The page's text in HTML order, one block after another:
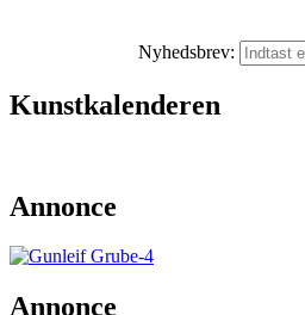
Nyhedsbrev:
Kunstkalenderen
Annonce
Annonce